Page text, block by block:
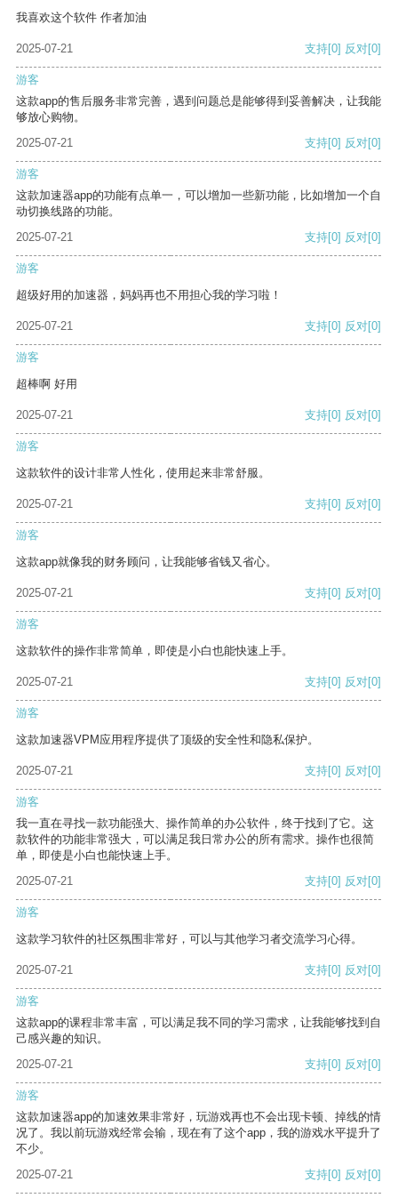
我喜欢这个软件 作者加油
2025-07-21 支持[0] 反对[0]
游客
这款app的售后服务非常完善，遇到问题总是能够得到妥善解决，让我能
够放心购物。
2025-07-21
支持[0] 反对[0]
游客
这款加速器app的功能有点单一，可以增加一些新功能，比如增加一个自
动切换线路的功能。
2025-07-21
支持[0] 反对[0]
游客
超级好用的加速器，妈妈再也不用担心我的学习啦！
2025-07-21 支持[0] 反对[0]
游客
超棒啊 好用
2025-07-21 支持[0] 反对[0]
游客
这款软件的设计非常人性化，使用起来非常舒服。
2025-07-21 支持[0] 反对[0]
游客
这款app就像我的财务顾问，让我能够省钱又省心。
2025-07-21 支持[0] 反对[0]
游客
这款软件的操作非常简单，即使是小白也能快速上手。
2025-07-21 支持[0] 反对[0]
游客
这款加速器VPM应用程序提供了顶级的安全性和隐私保护。
2025-07-21 支持[0] 反对[0]
游客
我一直在寻找一款功能强大、操作简单的办公软件，终于找到了它。这
款软件的功能非常强大，可以满足我日常办公的所有需求。操作也很简
单，即使是小白也能快速上手。
2025-07-21
支持[0] 反对[0]
游客
这款学习软件的社区氛围非常好，可以与其他学习者交流学习心得。
2025-07-21 支持[0] 反对[0]
游客
这款app的课程非常丰富，可以满足我不同的学习需求，让我能够找到自
己感兴趣的知识。
2025-07-21
支持[0] 反对[0]
游客
这款加速器app的加速效果非常好，玩游戏再也不会出现卡顿、掉线的情
况了。我以前玩游戏经常会输，现在有了这个app，我的游戏水平提升了
不少。
2025-07-21
支持[0] 反对[0]